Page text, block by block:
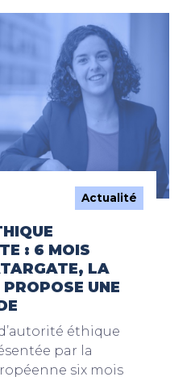
Actualité
: 6 MOIS
LA
UNE
éthique
par la
six mois